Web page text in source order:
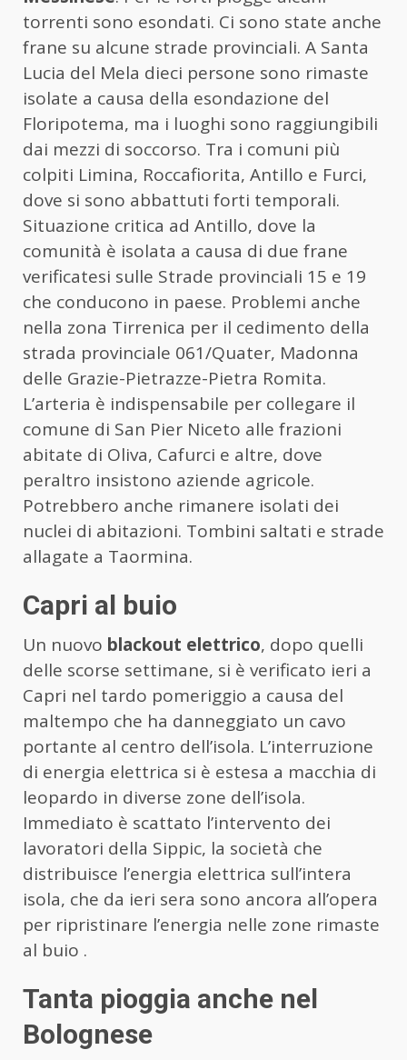
torrenti sono esondati. Ci sono state anche
frane su alcune strade provinciali. A Santa
Lucia del Mela dieci persone sono rimaste
isolate a causa della esondazione del
Floripotema, ma i luoghi sono raggiungibili
dai mezzi di soccorso. Tra i comuni più
colpiti Limina, Roccafiorita, Antillo e Furci,
dove si sono abbattuti forti temporali.
Situazione critica ad Antillo, dove la
comunità è isolata a causa di due frane
verificatesi sulle Strade provinciali 15 e 19
che conducono in paese. Problemi anche
nella zona Tirrenica per il cedimento della
strada provinciale 061/Quater, Madonna
delle Grazie-Pietrazze-Pietra Romita.
L’arteria è indispensabile per collegare il
comune di San Pier Niceto alle frazioni
abitate di Oliva, Cafurci e altre, dove
peraltro insistono aziende agricole.
Potrebbero anche rimanere isolati dei
nuclei di abitazioni. Tombini saltati e strade
allagate a Taormina.
Capri al buio
Un nuovo blackout elettrico, dopo quelli
delle scorse settimane, si è verificato ieri a
Capri nel tardo pomeriggio a causa del
maltempo che ha danneggiato un cavo
portante al centro dell’isola. L’interruzione
di energia elettrica si è estesa a macchia di
leopardo in diverse zone dell’isola.
Immediato è scattato l’intervento dei
lavoratori della Sippic, la società che
distribuisce l’energia elettrica sull’intera
isola, che da ieri sera sono ancora all’opera
per ripristinare l’energia nelle zone rimaste
al buio .
Tanta pioggia anche nel
Bolognese